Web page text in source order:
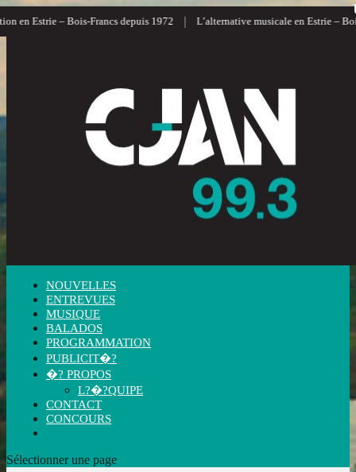
en Estrie – Bois-Francs depuis 1972 | L’alternative musicale en Estrie – Bois-
NOUVELLES
ENTREVUES
MUSIQUE
BALADOS
PROGRAMMATION
PUBLICIT�?
�? PROPOS
L?�?QUIPE
CONTACT
CONCOURS
Sélectionner une page